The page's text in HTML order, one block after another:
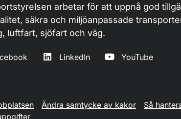
arbetar för att uppnå god
säkra och miljöanpassade
luftfart, sjöfart och väg.
LinkedIn YouTube
Ändra samtycke av kakor
Så